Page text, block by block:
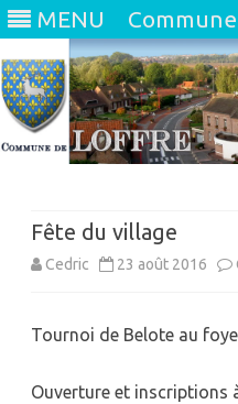
MENU
Fête du village
Cedric 23 août 2016
Tournoi de Belote au
Ouverture et inscriptions